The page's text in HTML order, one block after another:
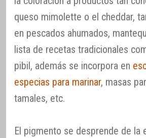
queso mimolette o el cheddar,
en pescados ahumados,
lista de recetas tradicionales
pibil, además se incorpora en
especias para marinar, masas
tamales, etc.
El pigmento se desprende de la